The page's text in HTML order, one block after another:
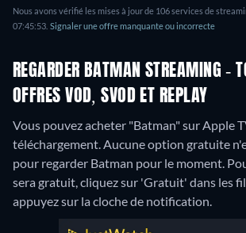
Nous avons vérifié les mises à jour de 106 services de
07:45:53. Signaler une offre manquante ou incorrecte
REGARDER BATMAN STREAMING -
OFFRES VOD, SVOD ET REPLAY
Vous pouvez acheter "Batman" sur Apple
téléchargement.Aucune option gratuite
pour regarder Batman pour le moment.
sera gratuit, cliquez sur 'Gratuit' dans les
appuyez sur la cloche de notification.